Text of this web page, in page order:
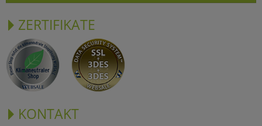
ZERTIFIKATE
KONTAKT